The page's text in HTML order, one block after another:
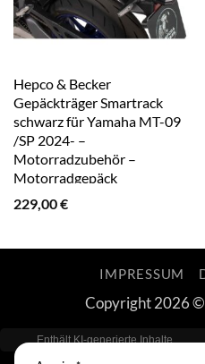
Hepco & Becker
Gepäckträger Smartrack
schwarz für Yamaha MT-09
/SP 2024- –
Motorradzubehör –
Motorradgepäck
229,00€
IMPRESSUM
Copyright 2026 ©